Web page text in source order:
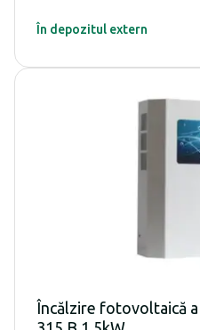
În depozitul extern
Încălzire fotovoltaică